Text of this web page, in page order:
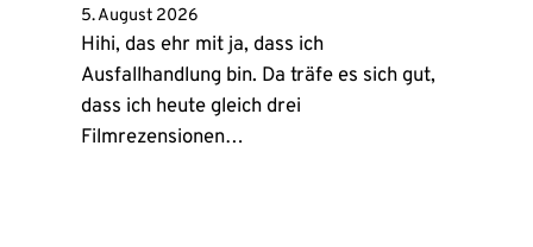
5. August 2026
Hihi, das ehr mit ja, dass ich
Ausfallhandlung bin. Da träfe es sich gut,
dass ich heute gleich drei
Filmrezensionen…